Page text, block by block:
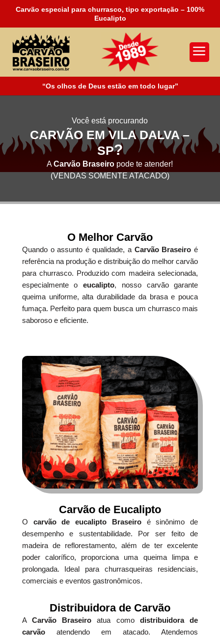
Carvão especial para churrasco, tipo exportação – 100%
Eucalipto
a
“Os olhos de Deus estão em todo lugar”
Você está procurando
CARVÃO EM VILA DALVA –
SP?
ACarvão Braseiro pode te atender!
(VENDAS SOMENTE ATACADO)
O Melhor Carvão
Quando o assunto é qualidade, a Carvão Braseiro é
referência na produção e distribuição do melhor carvão
para churrasco. Produzido com madeira selecionada,
especialmente oeucalipto, nosso carvão garante
queima uniforme, alta durabilidade da brasa e pouca
fumaça. Perfeito para quem busca um churrasco mais
saboroso e eficiente.
Carvão de Eucalipto
O carvão de eucalipto Braseiroé sinônimo de
desempenho e sustentabilidade. Por ser feito de
madeira de reflorestamento, além de ter excelente
poder calorífico, proporciona uma queima limpa e
prolongada. Ideal para churrasqueiras residenciais,
comerciais e eventos gastronômicos.
Distribuidora de Carvão
ACarvão Braseiro atua como distribuidora de
carvãoatendendo em atacado. Atendemos